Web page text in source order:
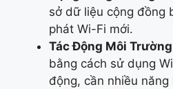
sở dữ liệu cộng đồng
phát Wi-Fi mới.
Tác Động Môi Trường
bằng cách sử dụng
động, cần nhiều năng